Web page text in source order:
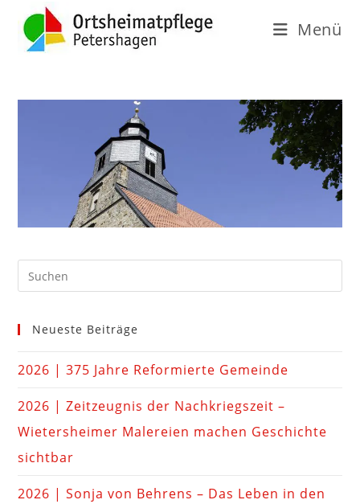
Menü
Neueste Beiträge
2026 | 375 Jahre Reformierte Gemeinde
2026 | Zeitzeugnis der Nachkriegszeit –
Wietersheimer Malereien machen Geschichte
sichtbar
2026 | Sonja von Behrens – Das Leben in den